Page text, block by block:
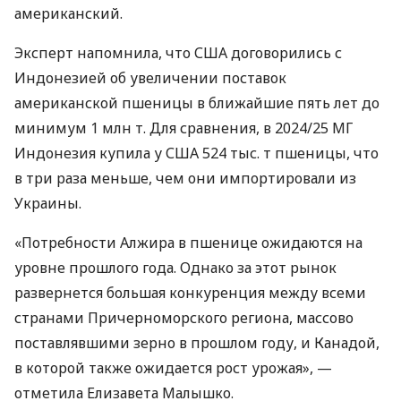
американский.
Эксперт напомнила, что США договорились с
Индонезией об увеличении поставок
американской пшеницы в ближайшие пять лет до
минимум 1 млн т. Для сравнения, в 2024/25 МГ
Индонезия купила у США 524 тыс. т пшеницы, что
в три раза меньше, чем они импортировали из
Украины.
«Потребности Алжира в пшенице ожидаются на
уровне прошлого года. Однако за этот рынок
развернется большая конкуренция между всеми
странами Причерноморского региона, массово
поставлявшими зерно в прошлом году, и Канадой,
в которой также ожидается рост урожая», —
отметила Елизавета Малышко.